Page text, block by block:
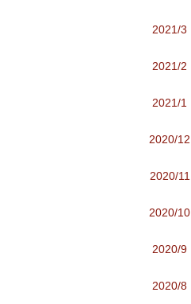
2021/3
2021/2
2021/1
2020/12
2020/11
2020/10
2020/9
2020/8